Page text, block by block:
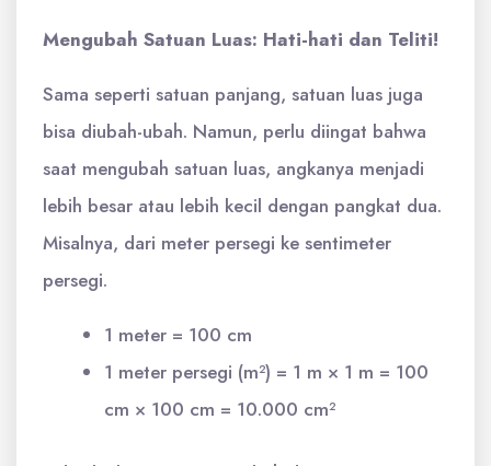
Mengubah Satuan Luas: Hati-hati dan Teliti!
Sama seperti satuan panjang, satuan luas juga
bisa diubah-ubah. Namun, perlu diingat bahwa
saat mengubah satuan luas, angkanya menjadi
lebih besar atau lebih kecil dengan pangkat dua.
Misalnya, dari meter persegi ke sentimeter
persegi.
1 meter = 100 cm
1 meter persegi (m²) = 1 m × 1 m = 100
cm × 100 cm = 10.000 cm²